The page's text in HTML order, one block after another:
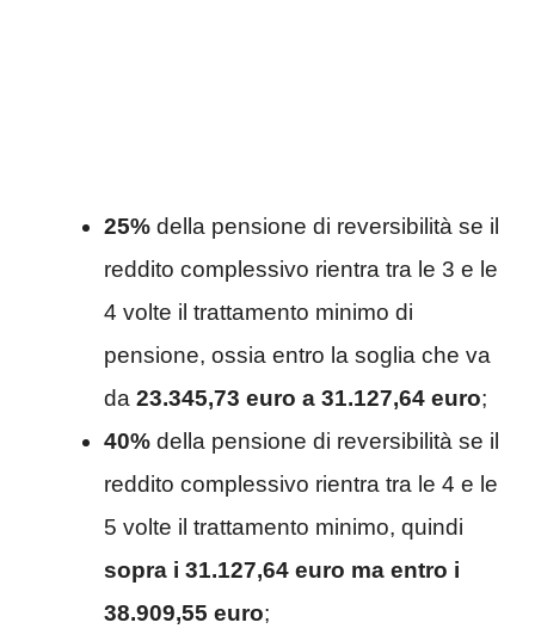
25% della pensione di reversibilità se il
reddito complessivo rientra tra le 3 e le
4 volte il trattamento minimo di
pensione, ossia entro la soglia che va
da 23.345,73 euro a 31.127,64 euro;
40% della pensione di reversibilità se il
reddito complessivo rientra tra le 4 e le
5 volte il trattamento minimo, quindi
sopra i 31.127,64 euro ma entro i
38.909,55 euro;